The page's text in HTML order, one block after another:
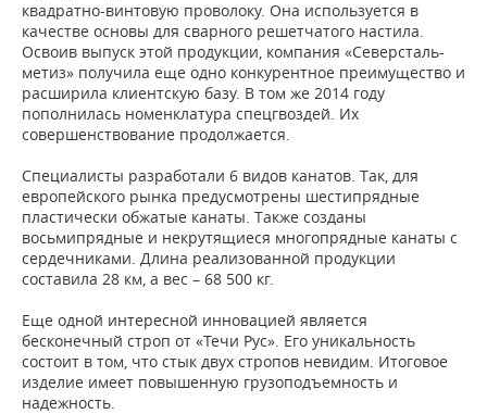
квадратно-винтовую проволоку. Она используется в
качестве основы для сварного решетчатого настила.
Освоив выпуск этой продукции, компания «Северсталь-
метиз» получила еще одно конкурентное преимущество и
расширила клиентскую базу. В том же 2014 году
пополнилась номенклатура спецгвоздей. Их
совершенствование продолжается.
Специалисты разработали 6 видов канатов. Так, для
европейского рынка предусмотрены шестипрядные
пластически обжатые канаты. Также созданы
восьмипрядные и некрутящиеся многопрядные канаты с
сердечниками. Длина реализованной продукции
составила 28 км, а вес – 68 500 кг.
Еще одной интересной инновацией является
бесконечный строп от «Течи Рус». Его уникальность
состоит в том, что стык двух стропов невидим. Итоговое
изделие имеет повышенную грузоподъемность и
надежность.